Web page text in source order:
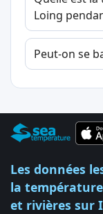
Loing
Peut-on se
Les données
la
et rivières sur